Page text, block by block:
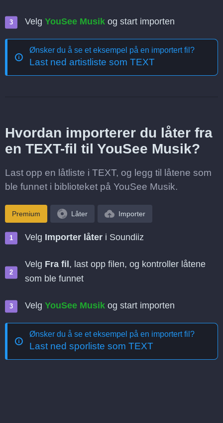
Velg YouSee Musik og start importen
Ønsker du å se et eksempel på en importert fil?
Last ned artistliste som TEXT
Hvordan importerer du låter fra
en TEXT-fil til YouSee Musik?
Last opp en låtliste i TEXT, og legg til låtene som
ble funnet i biblioteket på YouSee Musik.
Premium Låter Importer
Velg Importer låter i Soundiiz
Velg Fra fil , last opp filen, og kontroller låtene
som ble funnet
Velg YouSee Musik og start importen
Ønsker du å se et eksempel på en importert fil?
Last ned sporliste som TEXT